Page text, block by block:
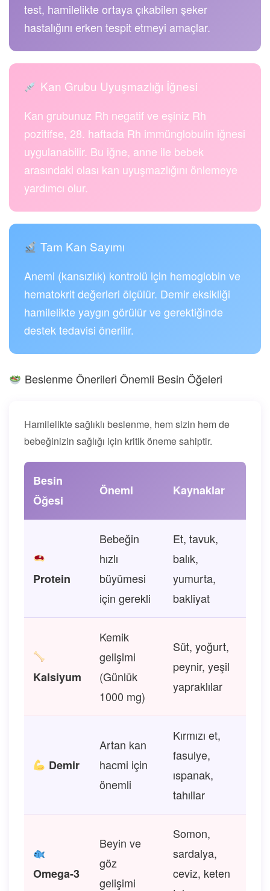
test, hamilelikte ortaya çıkabilen şeker
hastalığını erken tespit etmeyi amaçlar.
Kan Grubu Uyuşmazlığı İğnesi
Kan grubunuz Rh negatif ve eşiniz Rh
pozitifse, 28. haftada Rh immünglobulin iğnesi
uygulanabilir. Bu iğne, anne ile bebek
arasındaki olası kan uyuşmazlığını önlemeye
yardımcı olur.
Tam Kan Sayımı
Anemi (kansızlık) kontrolü için hemoglobin ve
hematokrit değerleri ölçülür. Demir eksikliği
hamilelikte yaygın görülür ve gerektiğinde
destek tedavisi önerilir.
Beslenme Önerileri Önemli Besin Öğeleri
Hamilelikte sağlıklı beslenme, hem sizin hem de
bebeğinizin sağlığı için kritik öneme sahiptir.
Besin
Öğesi
Önemi Kaynaklar
Protein
Bebeğin
hızlı
büyümesi
için gerekli
Et, tavuk,
balık,
yumurta,
bakliyat
Kalsiyum
Kemik
gelişimi
(Günlük
1000 mg)
Süt, yoğurt,
peynir, yeşil
yapraklılar
Demir
Artan kan
hacmi için
önemli
Kırmızı et,
fasulye,
ıspanak,
tahıllar
Omega-3
Beyin ve
göz
gelişimi
Somon,
sardalya,
ceviz, keten